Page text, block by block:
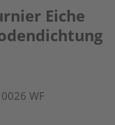
Eiche
WF